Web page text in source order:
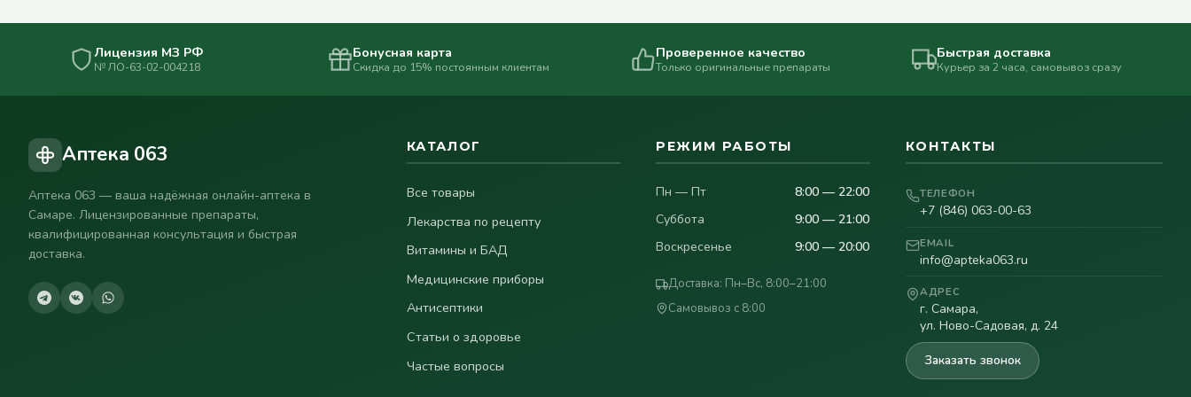
Лицензия МЗ РФ
№ ЛО-63-02-004218
Бонусная карта
Скидка до 15% постоянным клиентам
Проверенное качество
Только оригинальные препараты
Быстрая доставка
Курьер за 2 часа, самовывоз сразу
Аптека 063
Аптека 063 — ваша надёжная онлайн-аптека в
Самаре. Лицензированные препараты,
квалифицированная консультация и быстрая
доставка.
КАТАЛОГ
Все товары
Лекарства по рецепту
Витамины и БАД
Медицинские приборы
Антисептики
Статьи о здоровье
Частые вопросы
РЕЖИМ РАБОТЫ
Пн — Пт
8:00 — 22:00
Суббота
9:00 — 21:00
Воскресенье
9:00 — 20:00
Доставка: Пн–Вс, 8:00–21:00
Самовывоз с 8:00
КОНТАКТЫ
ТЕЛЕФОН
+7 (846) 063-00-63
EMAIL
info@apteka063.ru
АДРЕС
г. Самара,
ул. Ново-Садовая, д. 24
Заказать звонок